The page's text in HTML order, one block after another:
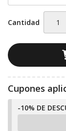
Cantidad
Cupones
-10% DE